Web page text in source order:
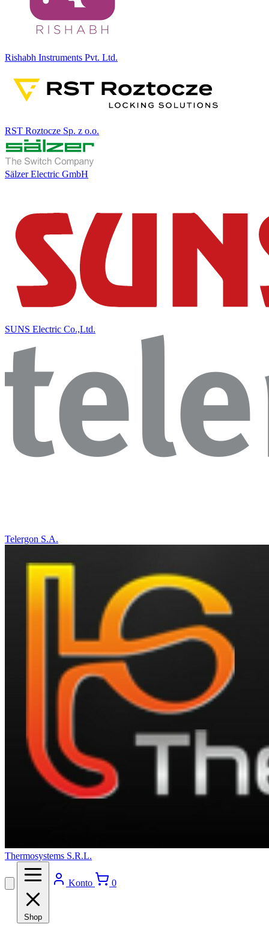
Rishabh Instruments Pvt. Ltd.
RST Roztocze Sp. z o.o.
Sälzer Electric GmbH
SUNS Electric Co.,Ltd.
Telergon S.A.
Thermosystems S.R.L.
Shop
Konto 0